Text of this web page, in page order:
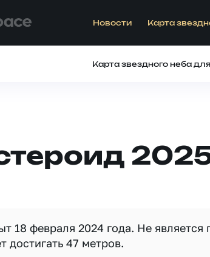
Новости Карта
Карта звездного неба
18 февраля 2024 года. Не
достигать 47 метров.